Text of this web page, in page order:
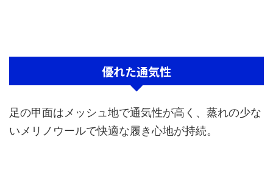
優れた通気性
足の甲面はメッシュ地で通気性が高く、蒸れの少な
いメリノウールで快適な履き心地が持続。